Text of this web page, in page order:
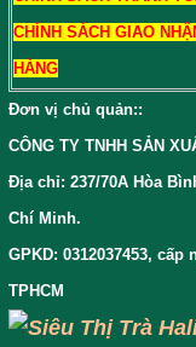
CHÍNH SÁCH GIAO
HÀNG
Đơn vị chủ quản::
CÔNG TY TNHH SẢN
Địa chỉ: 237/70A Hòa
Chí Minh.
GPKD: 0312037453, cấp
TPHCM